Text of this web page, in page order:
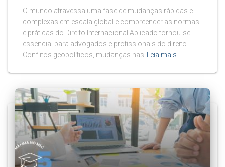
O mundo atravessa uma fase de mudanças rápidas e
complexas em escala global e compreender as normas
e práticas do Direito Internacional Aplicado tornou-se
essencial para advogados e profissionais do direito.
Conflitos geopolíticos, mudanças nas
Leia mais…